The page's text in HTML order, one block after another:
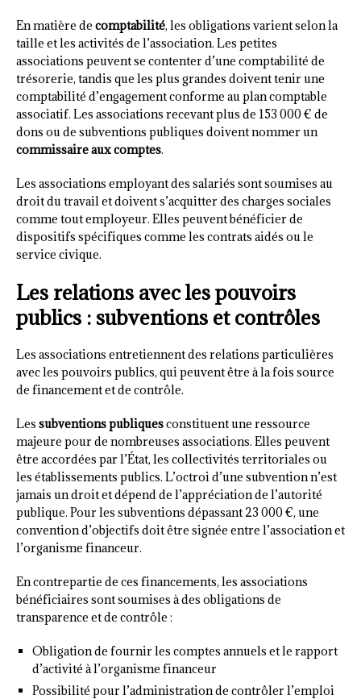
En matière de comptabilité, les obligations varient selon la
taille et les activités de l’association. Les petites
associations peuvent se contenter d’une comptabilité de
trésorerie, tandis que les plus grandes doivent tenir une
comptabilité d’engagement conforme au plan comptable
associatif. Les associations recevant plus de 153 000 € de
dons ou de subventions publiques doivent nommer un
commissaire aux comptes.
Les associations employant des salariés sont soumises au
droit du travail et doivent s’acquitter des charges sociales
comme tout employeur. Elles peuvent bénéficier de
dispositifs spécifiques comme les contrats aidés ou le
service civique.
Les relations avec les pouvoirs
publics : subventions et contrôles
Les associations entretiennent des relations particulières
avec les pouvoirs publics, qui peuvent être à la fois source
de financement et de contrôle.
Les subventions publiquesconstituent une ressource
majeure pour de nombreuses associations. Elles peuvent
être accordées par l’État, les collectivités territoriales ou
les établissements publics. L’octroi d’une subvention n’est
jamais un droit et dépend de l’appréciation de l’autorité
publique. Pour les subventions dépassant 23 000 €, une
convention d’objectifs doit être signée entre l’association et
l’organisme financeur.
En contrepartie de ces financements, les associations
bénéficiaires sont soumises à des obligations de
transparence et de contrôle :
Obligation de fournir les comptes annuels et le rapport
d’activité à l’organisme financeur
Possibilité pour l’administration de contrôler l’emploi